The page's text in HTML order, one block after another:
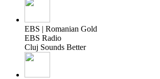
EBS | Romanian Gold
EBS Radio
Cluj Sounds Better